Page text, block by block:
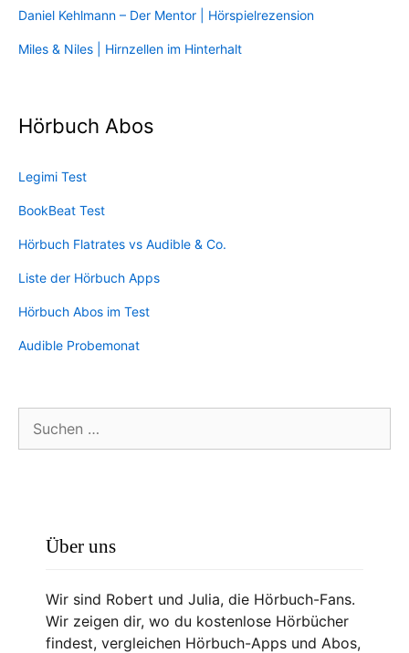
Daniel Kehlmann – Der Mentor | Hörspielrezension
Miles & Niles | Hirnzellen im Hinterhalt
Hörbuch Abos
Legimi Test
BookBeat Test
Hörbuch Flatrates vs Audible & Co.
Liste der Hörbuch Apps
Hörbuch Abos im Test
Audible Probemonat
nach:
Über uns
Wir sind Robert und Julia, die Hörbuch-Fans.
Wir zeigen dir, wo du kostenlose Hörbücher
findest, vergleichen Hörbuch-Apps und Abos,